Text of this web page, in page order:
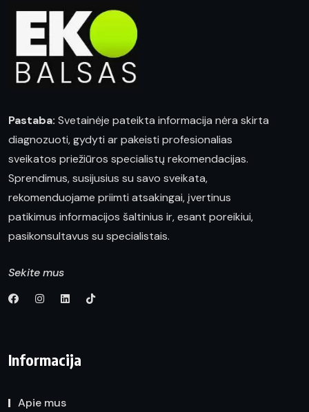
Pastaba: Svetainėje pateikta informacija nėra skirta
diagnozuoti, gydyti ar pakeisti profesionalias
sveikatos priežiūros specialistų rekomendacijas.
Sprendimus, susijusius su savo sveikata,
rekomenduojame priimti atsakingai, įvertinus
patikimus informacijos šaltinius ir, esant poreikiui,
pasikonsultavus su specialistais.
Sekite mus
Informacija
Apie mus